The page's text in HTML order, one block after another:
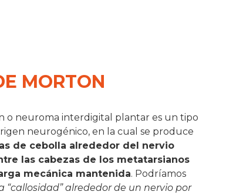
MORTON
o neuroma interdigital plantar es un tipo
neurogénico, en la cual se produce
de cebolla alrededor del nervio
las cabezas de los metatarsianos
mecánica mantenida. Podríamos
“callosidad” alrededor de un nervio por